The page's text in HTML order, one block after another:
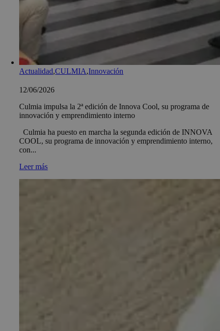
Actualidad,CULMIA,Innovación
12/06/2026
Culmia impulsa la 2ª edición de Innova Cool, su programa de
innovación y emprendimiento interno
Culmia ha puesto en marcha la segunda edición de INNOVA
COOL, su programa de innovación y emprendimiento interno,
con...
Leer más